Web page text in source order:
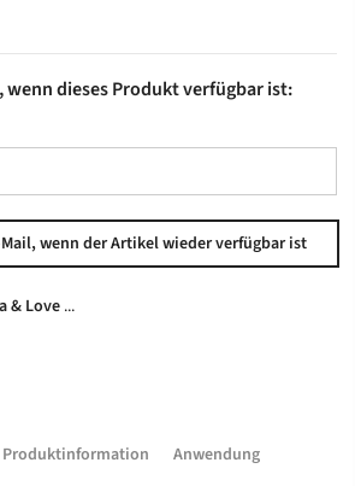
dieses Produkt verfügbar ist:
& Love ...
Produktinformation
Anwendung